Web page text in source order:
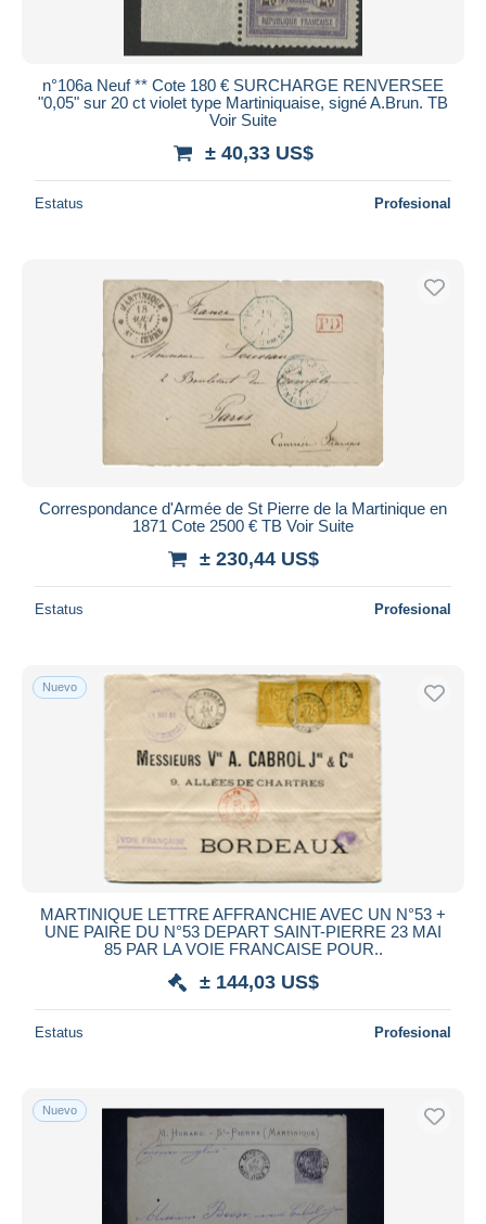
n°106a Neuf ** Cote 180 € SURCHARGE RENVERSEE
"0,05" sur 20 ct violet type Martiniquaise, signé A.Brun. TB
Voir Suite
± 40,33 US$
Estatus Profesional
Correspondance d'Armée de St Pierre de la Martinique en
1871 Cote 2500 € TB Voir Suite
± 230,44 US$
Estatus Profesional
Nuevo
MARTINIQUE LETTRE AFFRANCHIE AVEC UN N°53 +
UNE PAIRE DU N°53 DEPART SAINT-PIERRE 23 MAI
85 PAR LA VOIE FRANCAISE POUR..
± 144,03 US$
Estatus Profesional
Nuevo